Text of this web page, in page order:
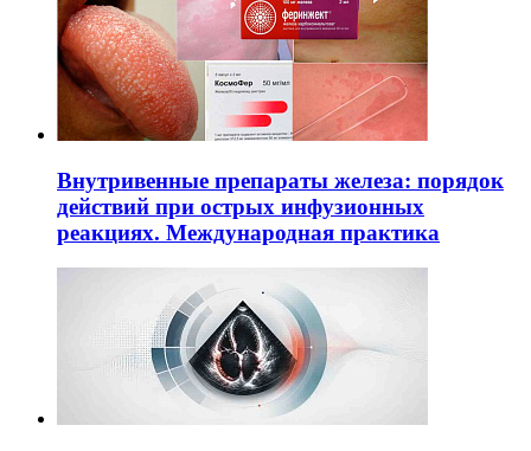
Внутривенные препараты железа: порядок
действий при острых инфузионных
реакциях. Международная практика